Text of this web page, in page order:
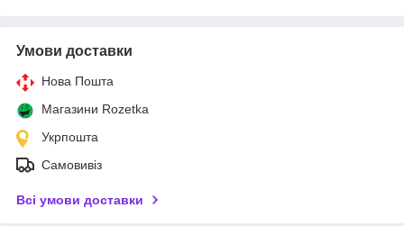
Умови доставки
Нова Пошта
Магазини Rozetka
Укрпошта
Самовивіз
Всі умови доставки